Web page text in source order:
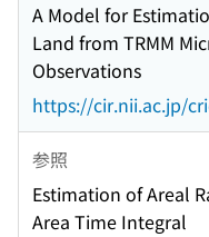
A Model for
Land from TRMM
Observations
https://cir.nii.ac.jp/
参照
Estimation of Areal
Area Time Integral